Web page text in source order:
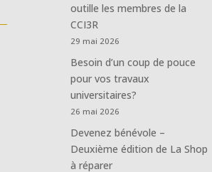
outille les membres de la
CCI3R
29 mai 2026
Besoin d’un coup de pouce
pour vos travaux
universitaires?
26 mai 2026
Devenez bénévole –
Deuxième édition de La Shop
à réparer